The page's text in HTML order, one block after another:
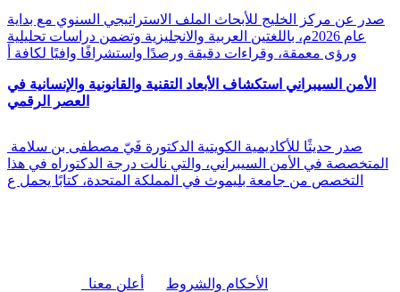
صدر عن مركز الخليج للأبحاث الملف الاستراتيجي السنوي مع بداية
عام 2026م، باللغتين العربية والانجليزية وتضمن دراسات تحليلية
ورؤى معمقة، وقراءات دقيقة ورصدًا واستشرافًا وافيًا لكافة أ
الأمن السيبراني استكشاف الأبعاد التقنية والقانونية والإنسانية في
العصر الرقمي
المتخصصة في الأمن السيبراني، والتي نالت درجة الدكتوراه في هذا
التخصص من جامعة بليموث في المملكة المتحدة، كتابًا يحمل ع
أعلن معنا الأحكام والشروط